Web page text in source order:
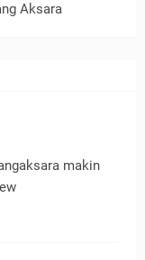
Aksara
makin